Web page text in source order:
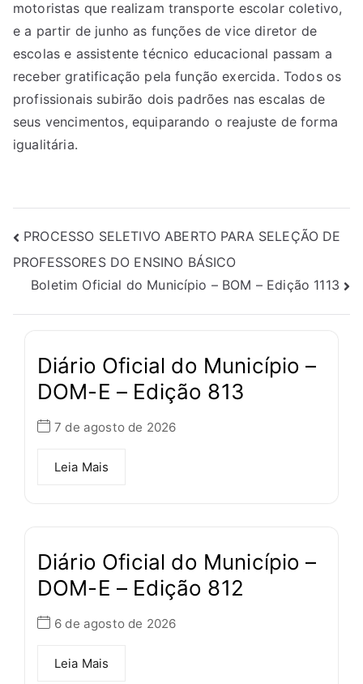
motoristas que realizam transporte escolar coletivo,
e a partir de junho as funções de vice diretor de
escolas e assistente técnico educacional passam a
receber gratificação pela função exercida. Todos os
profissionais subirão dois padrões nas escalas de
seus vencimentos, equiparando o reajuste de forma
igualitária.
PROCESSO SELETIVO ABERTO PARA SELEÇÃO DE
PROFESSORES DO ENSINO BÁSICO
Boletim Oficial do Município – BOM – Edição 1113
Diário Oficial do Município –
DOM-E – Edição 813
7 de agosto de 2026
Leia Mais
Diário Oficial do Município –
DOM-E – Edição 812
6 de agosto de 2026
Leia Mais